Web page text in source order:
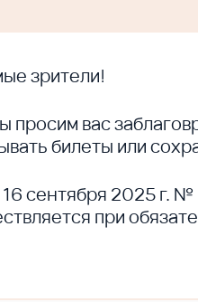
зрители!
просим вас
билеты или
сентября 2025 г.
при